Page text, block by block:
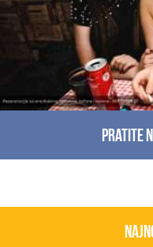
Pratite